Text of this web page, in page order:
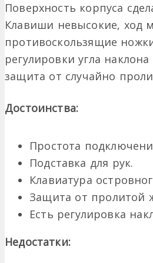
Поверхность корпуса
Клавиши невысокие, ход
противоскользящие
регулировки угла
защита от случайно
Достоинства:
Простота
Подставка для рук.
Клавиатура
Защита от пролитой
Есть регулировка
Недостатки: